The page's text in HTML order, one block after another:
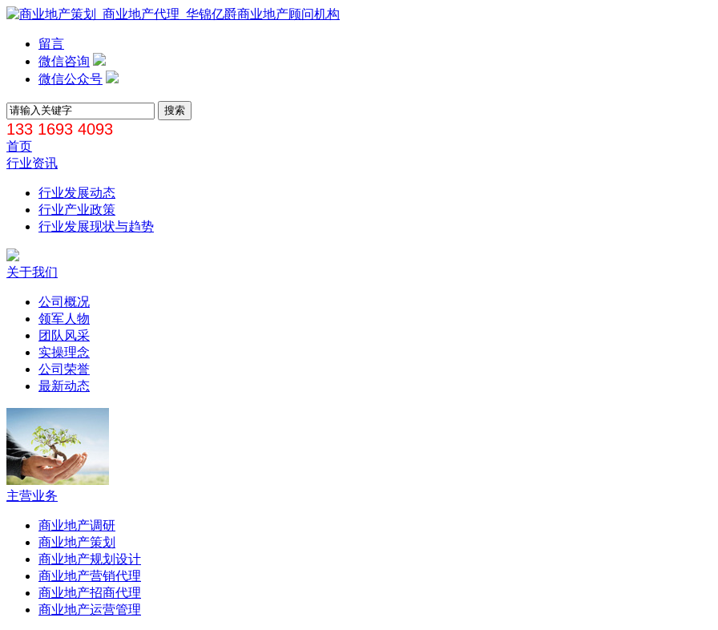
留言
微信咨询
微信公众号
133 1693 4093
首页
行业资讯
行业发展动态
行业产业政策
行业发展现状与趋势
关于我们
公司概况
领军人物
团队风采
实操理念
公司荣誉
最新动态
主营业务
商业地产调研
商业地产策划
商业地产规划设计
商业地产营销代理
商业地产招商代理
商业地产运营管理